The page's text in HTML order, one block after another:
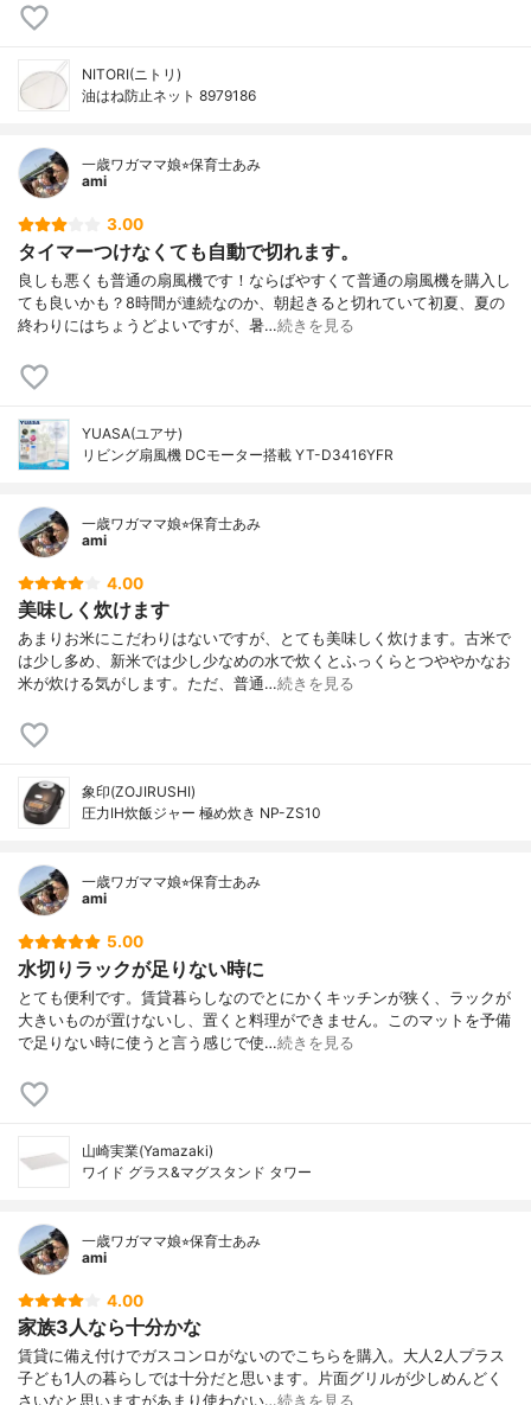
NITORI(ニトリ)
油はね防止ネット 8979186
一歳ワガママ娘⭐︎保育士あみ
ami
3.00
タイマーつけなくても自動で切れます。
良しも悪くも普通の扇風機です！ならばやすくて普通の扇風機を購入し
ても良いかも？8時間が連続なのか、朝起きると切れていて初夏、夏の
終わりにはちょうどよいですが、暑…続きを見る
YUASA(ユアサ)
リビング扇風機 DCモーター搭載 YT-D3416YFR
一歳ワガママ娘⭐︎保育士あみ
ami
4.00
美味しく炊けます
あまりお米にこだわりはないですが、とても美味しく炊けます。古米で
は少し多め、新米では少し少なめの水で炊くとふっくらとつややかなお
米が炊ける気がします。ただ、普通…続きを見る
象印(ZOJIRUSHI)
圧力IH炊飯ジャー 極め炊き NP-ZS10
一歳ワガママ娘⭐︎保育士あみ
ami
5.00
水切りラックが足りない時に
とても便利です。賃貸暮らしなのでとにかくキッチンが狭く、ラックが
大きいものが置けないし、置くと料理ができません。このマットを予備
で足りない時に使うと言う感じで使…続きを見る
山崎実業(Yamazaki)
ワイド グラス&マグスタンド タワー
一歳ワガママ娘⭐︎保育士あみ
ami
4.00
家族3人なら十分かな
賃貸に備え付けでガスコンロがないのでこちらを購入。大人2人プラス
子ども1人の暮らしでは十分だと思います。片面グリルが少しめんどく
さいなと思いますがあまり使わない…続きを見る